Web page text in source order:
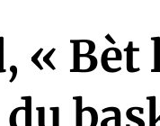
« Bèt